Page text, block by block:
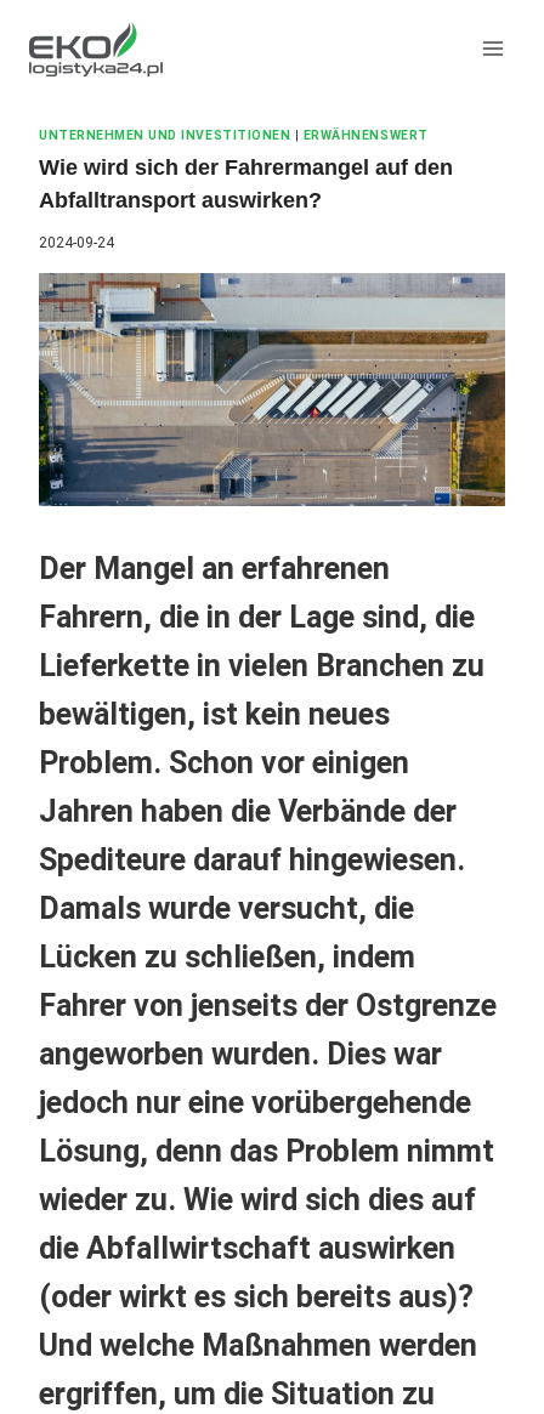
Inhalt
springen
UNTERNEHMEN UND INVESTITIONEN | ERWÄHNENSWERT
Wie wird sich der Fahrermangel auf den
Abfalltransport auswirken?
2024-09-24
Der Mangel an erfahrenen
Fahrern, die in der Lage sind, die
Lieferkette in vielen Branchen zu
bewältigen, ist kein neues
Problem. Schon vor einigen
Jahren haben die Verbände der
Spediteure darauf hingewiesen.
Damals wurde versucht, die
Lücken zu schließen, indem
Fahrer von jenseits der Ostgrenze
angeworben wurden. Dies war
jedoch nur eine vorübergehende
Lösung, denn das Problem nimmt
wieder zu. Wie wird sich dies auf
die Abfallwirtschaft auswirken
(oder wirkt es sich bereits aus)?
Und welche Maßnahmen werden
ergriffen, um die Situation zu